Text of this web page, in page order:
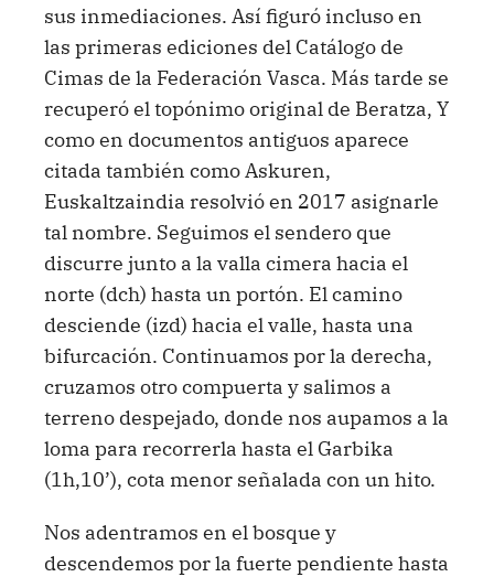
sus inmediaciones. Así figuró incluso en
las primeras ediciones del Catálogo de
Cimas de la Federación Vasca. Más tarde se
recuperó el topónimo original de Beratza, Y
como en documentos antiguos aparece
citada también como Askuren,
Euskaltzaindia resolvió en 2017 asignarle
tal nombre. Seguimos el sendero que
discurre junto a la valla cimera hacia el
norte (dch) hasta un portón. El camino
desciende (izd) hacia el valle, hasta una
bifurcación. Continuamos por la derecha,
cruzamos otro compuerta y salimos a
terreno despejado, donde nos aupamos a la
loma para recorrerla hasta el Garbika
(1h,10’), cota menor señalada con un hito.
Nos adentramos en el bosque y
descendemos por la fuerte pendiente hasta